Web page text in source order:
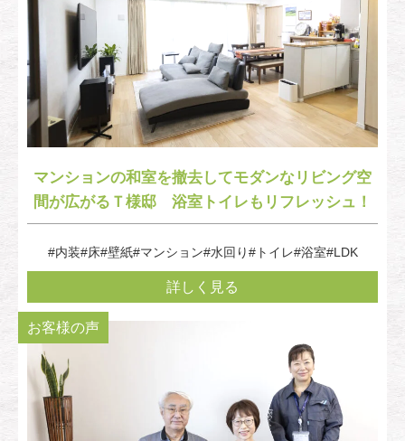
マンションの和室を撤去してモダンなリビング空
間が広がるＴ様邸 浴室トイレもリフレッシュ！
#内装#床#壁紙#マンション#水回り#トイレ#浴室#LDK
詳しく見る
お客様の声